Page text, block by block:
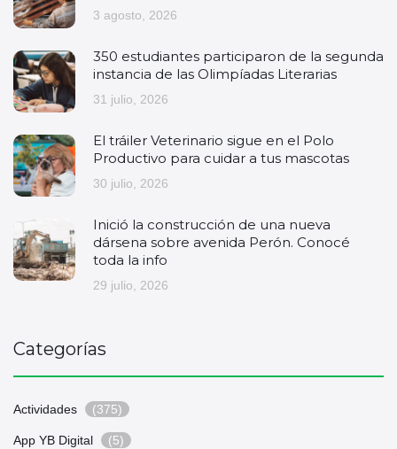
3 agosto, 2026
350 estudiantes participaron de la segunda
instancia de las Olimpíadas Literarias
31 julio, 2026
El tráiler Veterinario sigue en el Polo
Productivo para cuidar a tus mascotas
30 julio, 2026
Inició la construcción de una nueva
dársena sobre avenida Perón. Conocé
toda la info
29 julio, 2026
Categorías
Actividades (375)
App YB Digital (5)